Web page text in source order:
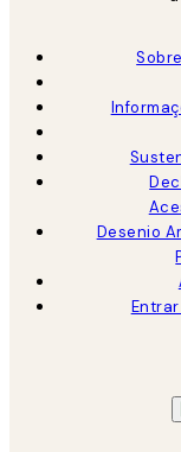
Desenio